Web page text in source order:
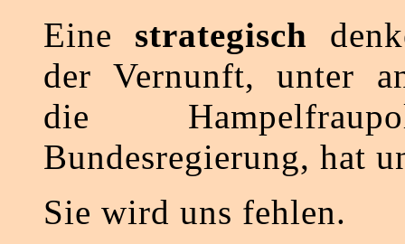
Eine strategisch
der Vernunft, unter
die
Bundesregierung, hat
Sie wird uns fehlen.